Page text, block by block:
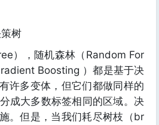
树
），随机森林（Random For
Boosting ）都是基于决
许多变体，但它们都做同样的
成大多数标签相同的区域。决
。但是，当我们耗尽树枝（br